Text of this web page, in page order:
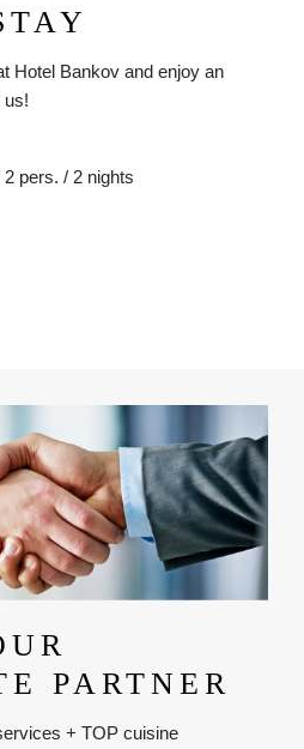
Hotel Bankov and enjoy an
us!
2 pers. / 2 nights
PARTNER
+ TOP cuisine